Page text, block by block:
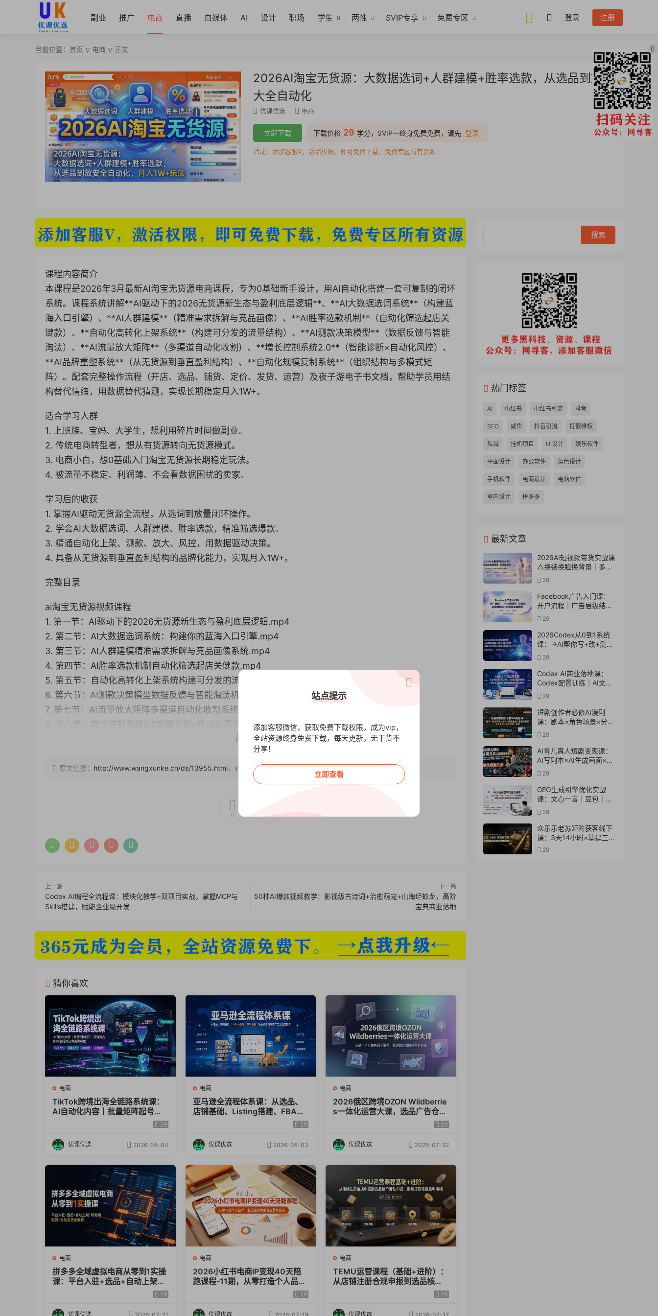
副业 推广 电商 直播 自媒体 AI 设计 职场 学生 两性 SVIP专享 免费专区 登录 注册
当前位置： 首页 电商 正文
2026AI淘宝无货源：大数据选词+人群建模+胜率选款，从选品到放
大全自动化
优课优选 电商 推广
下载价格 29 学分，SVIP—终身免费免费，请先 登录
立即下载
活动：添加客服V，激活权限，即可免费下载，免费专区所有资源
课程内容简介
本课程是2026年3月最新AI淘宝无货源电商课程，专为0基础新手设计，用AI自动化搭建一套可复制的闭环
系统。课程系统讲解**AI驱动下的2026无货源新生态与盈利底层逻辑**、**AI大数据选词系统**（构建蓝
海入口引擎）、**AI人群建模**（精准需求拆解与竞品画像）、**AI胜率选款机制**（自动化筛选起店关
键款）、**自动化高转化上架系统**（构建可分发的流量结构）、**AI测款决策模型**（数据反馈与智能
淘汰）、**AI流量放大矩阵**（多渠道自动化收割）、**增长控制系统2.0**（智能诊断×自动化风控）、
**AI品牌重塑系统**（从无货源到垂直盈利结构）、**自动化规模复制系统**（组织结构与多模式矩
阵）。配套完整操作流程（开店、选品、铺货、定价、发货、运营）及夜子游电子书文档，帮助学员用结
构替代情绪，用数据替代猜测，实现长期稳定月入1W+。
适合学习人群
1. 上班族、宝妈、大学生，想利用碎片时间做副业。
2. 传统电商转型者，想从有货源转向无货源模式。
3. 电商小白，想0基础入门淘宝无货源长期稳定玩法。
4. 被流量不稳定、利润薄、不会看数据困扰的卖家。
学习后的收获
1. 掌握AI驱动无货源全流程，从选词到放量闭环操作。
2. 学会AI大数据选词、人群建模、胜率选款，精准筛选爆款。
3. 精通自动化上架、测款、放大、风控，用数据驱动决策。
4. 具备从无货源到垂直盈利结构的品牌化能力，实现月入1W+。
完整目录
ai淘宝无货源视频课程
1. 第一节：AI驱动下的2026无货源新生态与盈利底层逻辑.mp4
2. 第二节：AI大数据选词系统：构建你的蓝海入口引擎.mp4
3. 第三节：AI人群建模精准需求拆解与竞品画像系统.mp4
4. 第四节：AI胜率选款机制自动化筛选起店关健款.mp4
5. 第五节：自动化高转化上架系统构建可分发的流量结构.mp4
6. 第六节：AI测款决策模型数据反馈与智能淘汰机制.mp4
7. 第七节：AI流量放大矩阵多渠道自动化收割系统.mp4
8. 第八节：增长控制系统2.0智能诊断x自动化风控引擎.mp4
9. 第九节：AI品牌重塑系统从无货源到垂直盈利结构.mp4
10. 第十节：自动化规模复制系统组织结构与多模式矩阵.mp4
11. 第十一节：AI闭环复盘系统构建可持续复制的盈利模型.mp4
2. 第二课：市场选择（delogo） _ev.mp4
5. 第五课：测款和裂变（delogo） _ev.mp4
6. 第六课：放大和运营节奏（delogo）_ev.mp4
—
3月陪跑课程所需表格资料
– 破局2026_全年度爆款选品逻辑日历.pdf
– 夜子游（蓝海掘金100法淘宝无货源电商选品实战手册）.pdf
– 淘宝无货源ai提示词.pdf
– 淘宝无货源常见问题答疑.pdf
第二节：大数据选词：找到属于你的“蓝海金矿”
– 3.7市场选择.xls
– 夜子游 第二节课 全部提示词.xlsx
第三节：知己知彼：赛道人群需求与竞品画像分析
– 选款测算表.xls
– 跨类目选款表.xls
第五节：高转化上架：让你的产品自带流量
– 三倍定价计算.xls
– 上架链接.xls
– 标题组建.xls
第六节：测款实战：数据反馈驱动决策
– 小红书测款表格.xls
阅读全文
原文链接： http://www.wangxunke.cn/ds/13955.html，转载请注明出处~~~
0
上一篇
Codex AI编程全流程课：模块化教学+双项目实战，掌握MCP与
Skills搭建，赋能企业级开发
下一篇
50种AI爆款视频教学：影视级古诗词+治愈萌宠+山海经蛟龙，高阶
宝典商业落地
猜你喜欢
电商
TikTok跨境出海全链路系统课：
AI自动化内容｜批量矩阵起号｜
蓝海选品回款全链路出海实操课29
优课优选 2026-08-04
电商
亚马逊全流程体系课：从选品、
店铺基础、Listing搭建、FBA备
货、后台操作到站内广告全覆盖29
优课优选 2026-08-03
电商
2026俄区跨境OZON Wildberrie
s一体化运营大课，选品广告仓储
售后全覆盖，搭建稳定俄跨境盈29
优课优选 2026-07-22
电商
拼多多全域虚拟电商从零到1实操
课：平台入驻+选品+自动上架
+阿奇索配置+自动发货全流程 29
优课优选
电商
2026小红书电商IP变现40天陪
跑课程-11期，从零打造个人品
牌，全流程教学账号运营与变现29
优课优选
电商
TEMU运营课程（基础+进阶）：
从店铺注册合规申报到选品核价
活动申报，系统搭建稳定盈利店29
优课优选
热门标签
AI 小红书 小红书引流 抖音
SEO 咸鱼 抖音引流 打假维权
私域 挂机项目 UI设计 娱乐软件
平面设计 办公软件 角色设计
手机软件 电商设计 电脑软件
室内设计 拼多多
最新文章
2026AI短视频带货实战课
△换装换脸换背景｜多品
类案例｜矩阵橱窗运营全
套实操教学
29
Facebook广告入门课：
开户流程｜广告层级结构
｜投放目标数据指标小白
全套实操教学
29
2026Codex从0到1系统
课：→AI帮你写+改+测
+交付→覆盖办公开发设
计多场景→解锁高效AI生
产力
29
Codex AI商业落地课：
Codex配置训练｜AI文案
新媒体｜MJ全品类商业绘
图全套实操教程
29
短剧创作者必修AI漫剧
课：剧本×角色场景×分镜
×视频生成×音视频剪辑×
全流程实战×创意短片拆
解
29
AI育儿真人短剧变现课：
AI写剧本×AI生成画面×零
成本产出×伙伴计划×分成
计划×光合计划×商单收徒
29
GEO生成引擎优化实战
课：文心一言｜豆包｜
DeepSeek｜AI收录抓取
｜品牌电商优化全套落地
实操教学
29
众乐乐老苏矩阵获客线下
课：3天14小时×基建三件
套×风控策略×抖音小红书
29
站点提示
添加客服微信，获取免费下载权限，成为vip，
全站资源终身免费下载，每天更新，无干货不
分享！
立即查看